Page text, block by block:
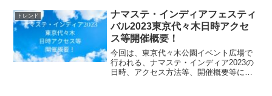
ぜ合わせてできる『サルサ』のように、
食べ物、飲料、ミュー...
トレンド
ナマステ・インディアフェスティ
バル2023東京代々木日時アクセ
ス等開催概要！
今回は、東京代々木公園イベント広場で
行われる、ナマステ・インディア2023の
日時、アクセス方法等、開催概要等につ